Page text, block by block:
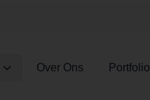
Over Ons Portfolio